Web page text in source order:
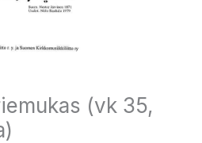
(vk 35,